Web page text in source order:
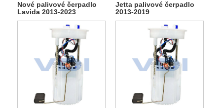
Nové palivové čerpadlo
Lavida 2013-2023
Jetta palivové čerpadlo
2013-2019